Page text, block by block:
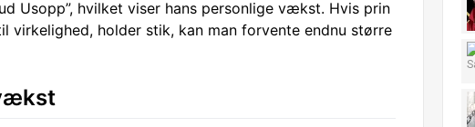
Usopp”, hvilket viser hans personlige vækst. Hvis prin
virkelighed, holder stik, kan man forvente endnu større